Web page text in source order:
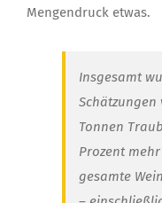
Mengendruck etwas.
Insgesamt
Schätzungen
Tonnen
Prozent
gesamte